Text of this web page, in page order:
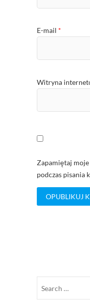
E-mail *
Witryna
Zapamiętaj
podczas pisania